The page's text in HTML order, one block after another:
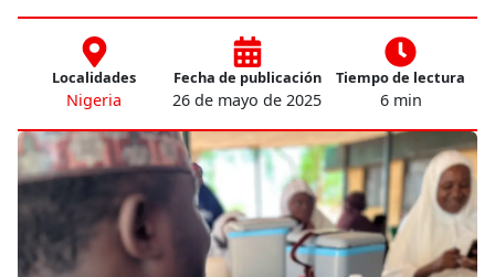
Localidades
Nigeria
Fecha de publicación
26 de mayo de 2025
Tiempo de lectura
6 min